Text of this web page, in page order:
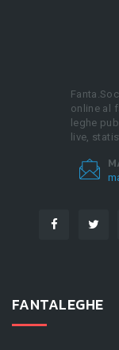
online al
leghe
live,
FANTALEGHE